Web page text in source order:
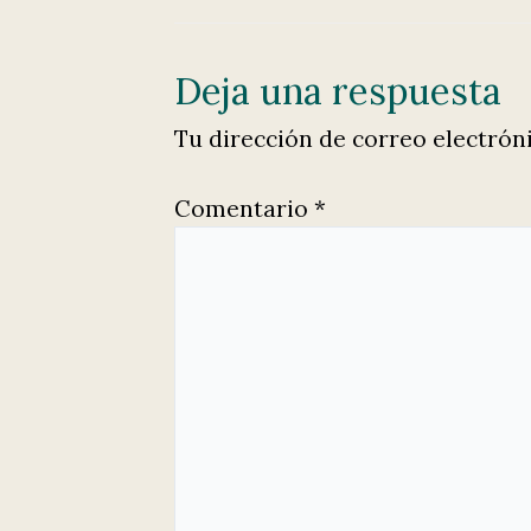
Deja una respuesta
Tu dirección de correo
Comentario *